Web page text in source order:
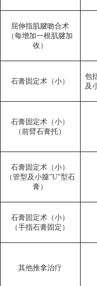
屈伸指肌腱吻合术
（每增加一根肌腱加
收）
石膏固定术（小）
包
及
石膏固定术（小）
（前臂石膏托）
石膏固定术（小）
（管型及小腿"U"型石
膏）
石膏固定术（小）
（手指石膏固定）
其他推拿治疗